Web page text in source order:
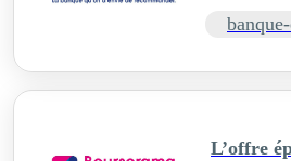
L’offre